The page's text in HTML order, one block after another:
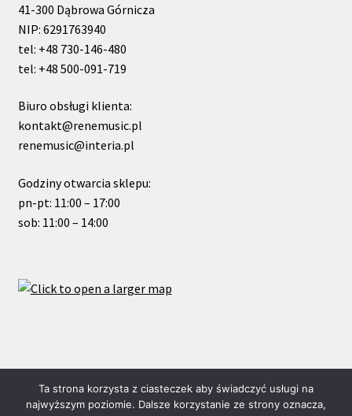
41-300 Dąbrowa Górnicza
NIP: 6291763940
tel: +48 730-146-480
tel: +48 500-091-719
Biuro obsługi klienta:
kontakt@renemusic.pl
renemusic@interia.pl
Godziny otwarcia sklepu:
pn-pt: 11:00 – 17:00
sob: 11:00 – 14:00
© ReneMusic 2020 Powered by Michal Zalas
Ta strona korzysta z ciasteczek aby świadczyć usługi na
najwyższym poziomie. Dalsze korzystanie ze strony oznacza,